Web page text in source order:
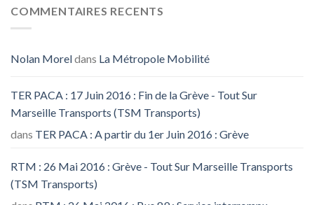
COMMENTAIRES RECENTS
Nolan Moreldans La Métropole Mobilité
TER PACA : 17 Juin 2016 : Fin de la Grève - Tout Sur
Marseille Transports (TSM Transports)
dans TER PACA : A partir du 1er Juin 2016 : Grève
RTM : 26 Mai 2016 : Grève - Tout Sur Marseille Transports
(TSM Transports)